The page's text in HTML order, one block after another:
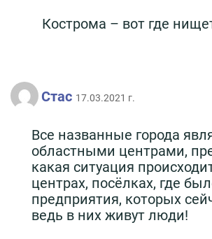
Кострома – вот где
Стас 17.03.2021 г.
Все названные города
областными центрами,
какая ситуация
центрах, посёлках, где
предприятия, которых
ведь в них живут люди!